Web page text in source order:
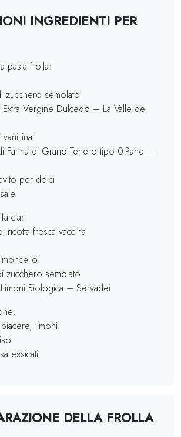
INGREDIENTI PER
pasta frolla:
zucchero semolato
Vergine Dulcedo – La Valle del
Farina di Grano Tenero tipo 0-Pane –
per dolci
ricotta fresca vaccina
zucchero semolato
Biologica – Servadei
limoni
essicati
DELLA FROLLA